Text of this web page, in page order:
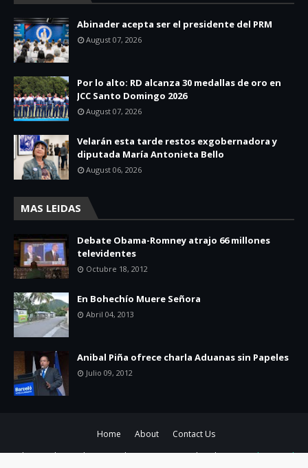
Abinader acepta ser el presidente del PRM
August 07, 2026
Por lo alto: RD alcanza 30 medallas de oro en
JCC Santo Domingo 2026
August 07, 2026
Velarán esta tarde restos exgobernadora y
diputada María Antonieta Bello
August 06, 2026
MAS LEIDAS
Debate Obama-Romney atrajo 66 millones
televidentes
Octubre 18, 2012
En Bohechío Muere Señora
Abril 04, 2013
Anibal Piña ofrece charla Aduanas sin Papeles
Julio 09, 2012
Home About
Contact Us
Edicion y diseño de contenido por Yunior Made Veloz yTemplatesYard